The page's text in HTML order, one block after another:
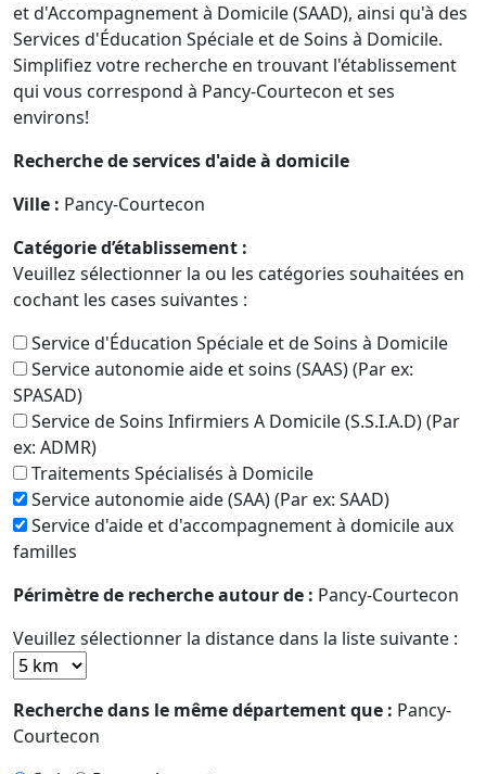
et d'Accompagnement à Domicile (SAAD), ainsi qu'à des
Services d'Éducation Spéciale et de Soins à Domicile.
Simplifiez votre recherche en trouvant l'établissement
qui vous correspond à Pancy-Courtecon et ses
environs!
Recherche de services d'aide à domicile
Ville : Pancy-Courtecon
Catégorie d’établissement :
Veuillez sélectionner la ou les catégories souhaitées en
cochant les cases suivantes :
Service d'Éducation Spéciale et de Soins à Domicile
Service autonomie aide et soins (SAAS) (Par ex:
SPASAD)
Service de Soins Infirmiers A Domicile (S.S.I.A.D) (Par
ex: ADMR)
Traitements Spécialisés à Domicile
Service autonomie aide (SAA) (Par ex: SAAD)
Service d'aide et d'accompagnement à domicile aux
familles
Périmètre de recherche autour de : Pancy-Courtecon
Veuillez sélectionner la distance dans la liste suivante :
Recherche dans le même département que : Pancy-
Courtecon